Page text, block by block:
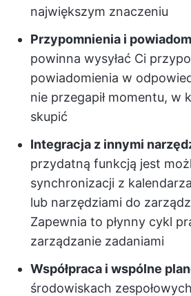
największym znaczeniu
Przypomnienia i
powinna wysyłać Ci
powiadomienia w
nie przegapił momentu, w
skupić
Integracja z innymi
przydatną funkcją jest
synchronizacji z
lub narzędziami do
Zapewnia to płynny cykl
zarządzanie zadaniami
Współpraca i wspólne
środowiskach